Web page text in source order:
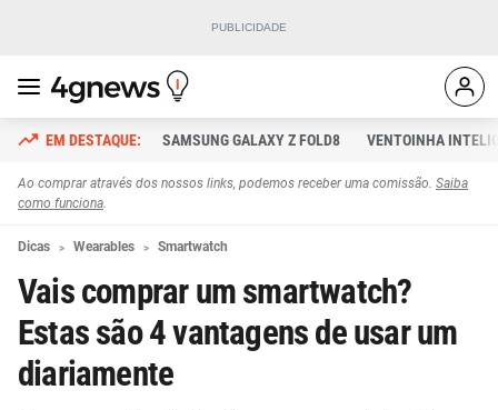
SAMSUNG GALAXY Z FOLD8 VENTOINHA
Ao comprar através dos nossos links, podemos receber uma comissão. Saiba
como funciona.
Dicas Wearables Smartwatch
Vais comprar um smartwatch?
Estas são 4 vantagens de usar um
diariamente